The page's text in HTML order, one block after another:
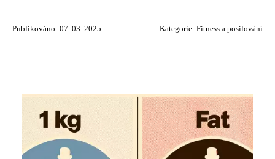
Publikováno: 07. 03. 2025 Kategorie: Fitness a posilování